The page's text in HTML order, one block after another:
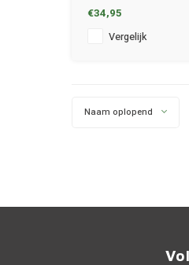
€34,95
Vergelijk
Naam oplopend